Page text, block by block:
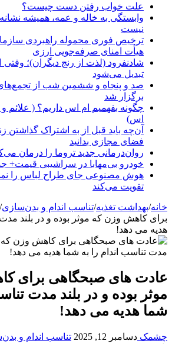
علت خواب رفتن دست چیست؟
وابستگی به خاله و عمه، همیشه
نیست
ترخیص فوری محموله راهبردی
هیأت امنای صرفه‌جویی ارزی
شادنفرود (لذت از رنج دیگران)؛ وقتی
تبدیل می‌شود
صد و پنجاه‌ و ششمین شب از
برگزار شد
چگونه بفهمیم ام اس داریم؟ ( علائم
اس)
آن‌چه باید قبل از به اشتراک گذاشتن
فضای مجازی بدانید
روان‌درمانی جدید تروما را درمان
خودرو بی‌مهابا در سراشیبی قیمت+
هوش مصنوعی جای طراح لباس را
تقویت می‌کند
خانه/بهداشت تغذیه/تناسب اندام و بدن‌سازی/
برای کاهش وزن که موثر بوده و در بلند
هدیه می دهد!
عادت های صبحگاهی برای
موثر بوده و در بلند مدت
شما هدیه می دهد!
چشمک دسامبر 12, 2025 تناسب اندام و